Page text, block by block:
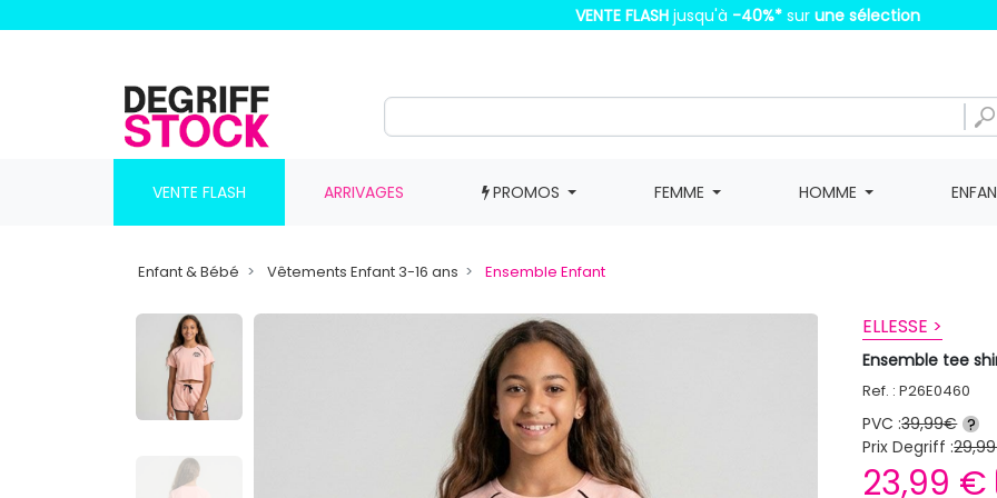
VENTE FLASH jusqu'à -40%* sur une sélection
VENTE FLASH ARRIVAGES PROMOS FEMME HOMME
Enfant & Bébé Vêtements Enfant 3-16 ans Ensemble Enfant
ELLESSE >
Ensemble tee
Ref. : P26E0460
PVC :39,99€ ?
Prix Degriff :
23,99 €